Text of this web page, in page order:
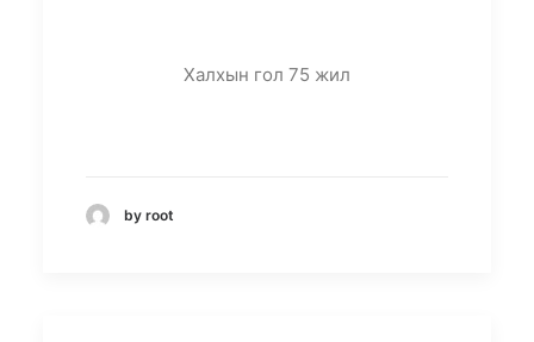
Халхын гол 75 жил
by root